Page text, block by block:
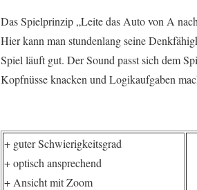
Das Spielprinzip „Leite das Auto von A
Hier kann man stundenlang seine
Spiel läuft gut. Der Sound passt sich dem
Kopfnüsse knacken und Logikaufgaben
+ guter Schwierigkeitsgrad
+ optisch ansprechend
+ Ansicht mit Zoom